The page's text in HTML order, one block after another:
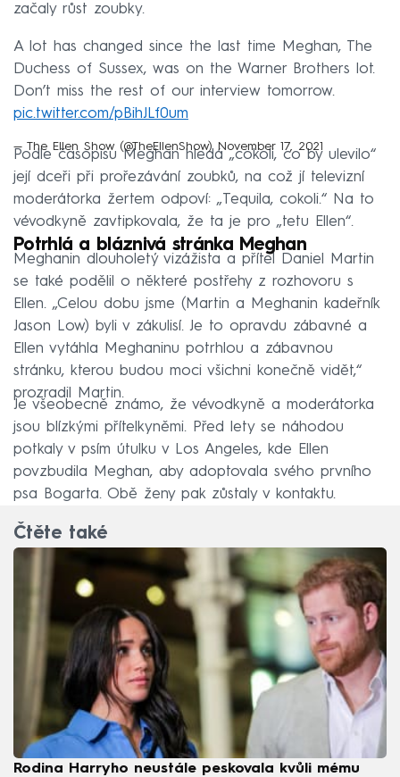
začaly růst zoubky.
A lot has changed since the last time Meghan, The
Duchess of Sussex, was on the Warner Brothers lot.
Don’t miss the rest of our interview tomorrow.
pic.twitter.com/pBihJLf0um
— The Ellen Show (@TheEllenShow) November 17, 2021
Podle časopisu Meghan hledá „cokoli, co by ulevilo“
její dceři při prořezávání zoubků, na což jí televizní
moderátorka žertem odpoví: „Tequila, cokoli.“ Na to
vévodkyně zavtipkovala, že ta je pro „tetu Ellen“.
Potrhlá a bláznivá stránka Meghan
Meghanin dlouholetý vizážista a přítel Daniel Martin
se také podělil o některé postřehy z rozhovoru s
Ellen. „Celou dobu jsme (Martin a Meghanin kadeřník
Jason Low) byli v zákulisí. Je to opravdu zábavné a
Ellen vytáhla Meghaninu potrhlou a zábavnou
stránku, kterou budou moci všichni konečně vidět,“
prozradil Martin.
Je všeobecně známo, že vévodkyně a moderátorka
jsou blízkými přítelkyněmi. Před lety se náhodou
potkaly v psím útulku v Los Angeles, kde Ellen
povzbudila Meghan, aby adoptovala svého prvního
psa Bogarta. Obě ženy pak zůstaly v kontaktu.
Čtěte také
Rodina Harryho neustále peskovala kvůli mému